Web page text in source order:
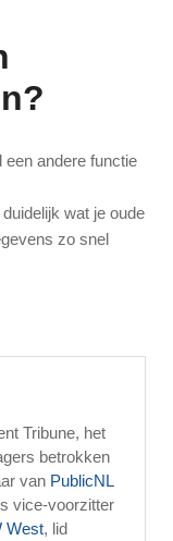
andere functie
wat je oude
zo snel
Tribune, het
betrokken
van PublicNL
vice-voorzitter
West, lid